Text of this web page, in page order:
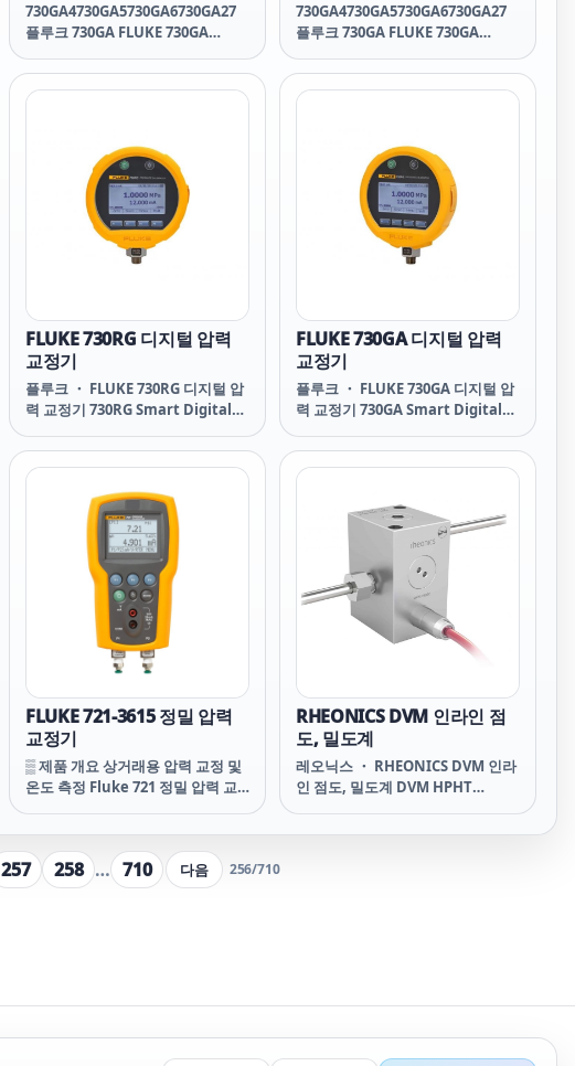
730GA4730GA5730GA6730GA27
플루크 730GA FLUKE 730GA
730GA4730GA5730GA6730GA27
플루크 730GA FLUKE 730GA
FLUKE 730RG 디지털 압력
교정기
플루크 ・ FLUKE 730RG 디지털 압
력 교정기 730RG Smart Digital
Fluke 730G 디지털 압력 교정기 작
업대 또는 현장용 소형 스마트 압력
솔루션 Fluke 730G 스마트 디지털
압력 교정기는 정밀 테스트 게이지
의 성능과 루프 교정기의 성능을 결
합하며 내부 HART 통신 기능도 포
함합니다. Fluke 730G는 압력 테스
트 펌프와 함께 사용할 경우 압력 게
이지, 압력 스위치 및 압력 트랜스미
터를 테스트할 수 있는 매우 정확한
고효율 교정기가 되어 기기 매장,
FLUKE 730GA 디지털 압력
교정기
플루크 ・ FLUKE 730GA 디지털 압
력 교정기 730GA Smart Digital
Fluke 730G 디지털 압력 교정기 작
업대 또는 현장용 소형 스마트 압력
압력 교정기는 정밀 테스트 게이지
의 성능과 루프 교정기의 성능을 결
합하며 내부 HART 통신 기능도 포
함합니다. Fluke 730G는 압력 테스
트 펌프와 함께 사용할 경우 압력 게
이지, 압력 스위치 및 압력 트랜스미
터를 테스트할 수 있는 매우 정확한
고효율 교정기가 되어 기기 매장,
FLUKE 721-3615 정밀 압력
교정기
▒ 제품 개요 상거래용 압력 교정 및
온도 측정 Fluke 721 정밀 압력 교
착되어 있어 정압과 차압을 하나의
도구로 동시에 측정할 수 있습니다.
RHEONICS DVM 인라인 점
도, 밀도계
레오닉스 ・ RHEONICS DVM 인라
인 점도, 밀도계 DVM HPHT
257 258 … 710 다음 256/710